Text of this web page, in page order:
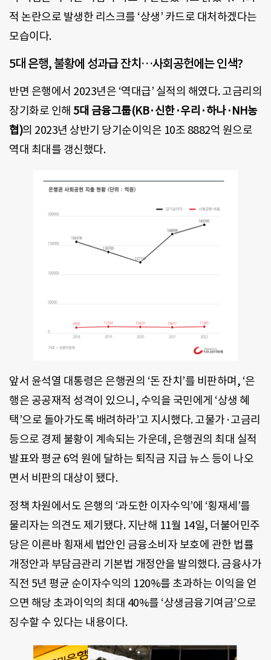
적 논란으로 발생한 리스크를 ‘상생’ 카드로 대처하겠다는
모습이다.
5대 은행, 불황에 성과급 잔치…사회공헌에는 인색?
반면 은행에서 2023년은 ‘역대급’ 실적의 해였다. 고금리의
장기화로 인해 5대 금융그룹(KB·신한·우리·하나·NH농
협)의 2023년 상반기 당기순이익은 10조 8882억 원으로
역대 최대를 갱신했다.
앞서 윤석열 대통령은 은행권의 ‘돈 잔치’를 비판하며, ‘은
행은 공공재적 성격이 있으니, 수익을 국민에게 ‘상생 혜
택’으로 돌아가도록 배려하라’고 지시했다. 고물가·고금리
등으로 경제 불황이 계속되는 가운데, 은행권의 최대 실적
발표와 평균 6억 원에 달하는 퇴직금 지급 뉴스 등이 나오
면서 비판의 대상이 됐다.
정책 차원에서도 은행의 ‘과도한 이자수익’에 ‘횡재세’를
물리자는 의견도 제기됐다. 지난해 11월 14일, 더불어민주
당은 이른바 횡재세 법안인 금융소비자 보호에 관한 법률
개정안과 부담금관리 기본법 개정안을 발의했다. 금융사가
직전 5년 평균 순이자수익의 120%를 초과하는 이익을 얻
으면 해당 초과이익의 최대 40%를 ‘상생금융기여금’으로
징수할 수 있다는 내용이다.